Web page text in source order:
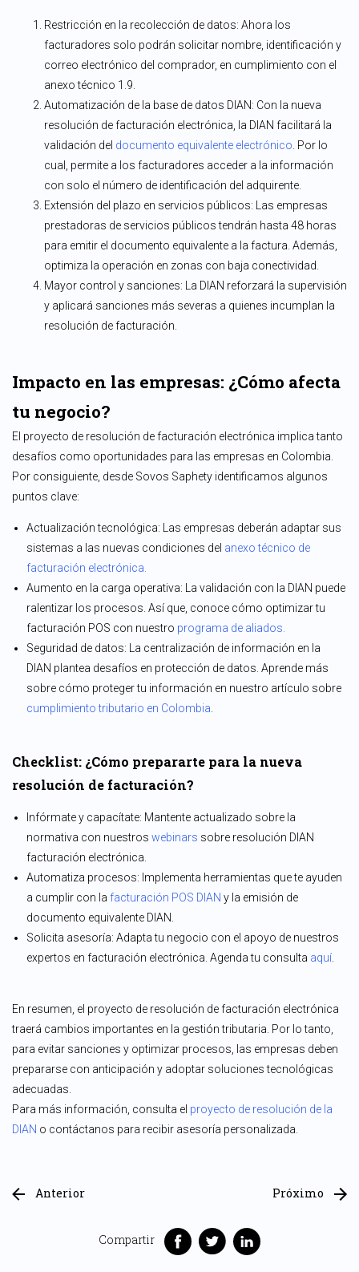
Restricción en la recolección de datos: Ahora los
facturadores solo podrán solicitar nombre, identificación y
correo electrónico del comprador, en cumplimiento con el
anexo técnico 1.9.
Automatización de la base de datos DIAN: Con la nueva
resolución de facturación electrónica, la DIAN facilitará la
validación del documento equivalente electrónico . Por lo
cual, permite a los facturadores acceder a la información
con solo el número de identificación del adquirente.
Extensión del plazo en servicios públicos: Las empresas
prestadoras de servicios públicos tendrán hasta 48 horas
para emitir el documento equivalente a la factura. Además,
optimiza la operación en zonas con baja conectividad.
Mayor control y sanciones: La DIAN reforzará la supervisión
y aplicará sanciones más severas a quienes incumplan la
resolución de facturación.
Impacto en las empresas: ¿Cómo afecta
tu negocio?
El proyecto de resolución de facturación electrónica implica tanto
desafíos como oportunidades para las empresas en Colombia.
Por consiguiente, desde Sovos Saphety identificamos algunos
puntos clave:
Actualización tecnológica: Las empresas deberán adaptar sus
sistemas a las nuevas condiciones del anexo técnico de
facturación electrónica.
Aumento en la carga operativa: La validación con la DIAN puede
ralentizar los procesos. Así que, conoce cómo optimizar tu
facturación POS con nuestro programa de aliados.
Seguridad de datos: La centralización de información en la
DIAN plantea desafíos en protección de datos. Aprende más
sobre cómo proteger tu información en nuestro artículo sobre
cumplimiento tributario en Colombia
Checklist: ¿Cómo prepararte para la nueva
resolución de facturación?
Infórmate y capacítate: Mantente actualizado sobre la
normativa con nuestros webinars sobre resolución DIAN
facturación electrónica.
Automatiza procesos: Implementa herramientas que te ayuden
a cumplir con la facturación POS DIAN y la emisión de
documento equivalente DIAN.
Solicita asesoría: Adapta tu negocio con el apoyo de nuestros
expertos en facturación electrónica. Agenda tu consulta aquí
En resumen, el proyecto de resolución de facturación electrónica
traerá cambios importantes en la gestión tributaria. Por lo tanto,
para evitar sanciones y optimizar procesos, las empresas deben
prepararse con anticipación y adoptar soluciones tecnológicas
adecuadas.
Para más información, consulta el proyecto de resolución de la
DIAN o contáctanos para recibir asesoría personalizada.
Anterior
Compartir
Próximo